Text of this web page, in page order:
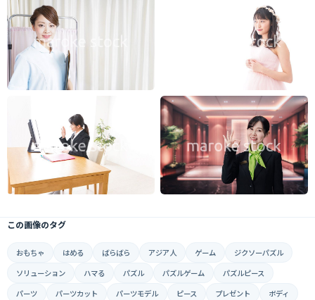
この画像のタグ
おもちゃ はめる ばらばら アジア人 ゲーム
ジクソーパズル
ソリューション
ハマる パズル パズルゲーム
パズルピース
パーツ
パーツカット パーツモデル ピース プレゼント
ボディ